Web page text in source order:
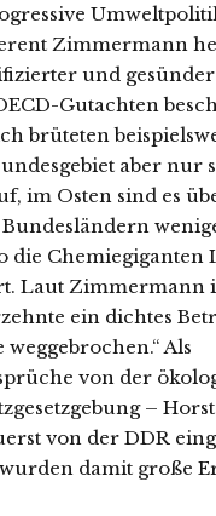
Zimmermann
und
Gutachten
brüteten
aber nur
im Osten sind es
die Chemiegiganten
Laut Zimmermann
ein dichtes
Als
von der
–
von der DDR
damit große